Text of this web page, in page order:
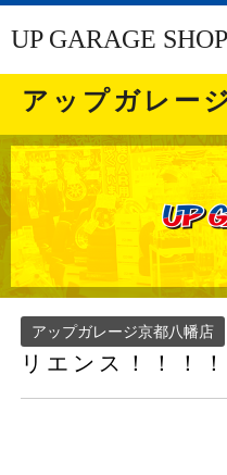
UP GARAGE
アップガレー
アップガレージ京都八幡店
リエンス！！！！